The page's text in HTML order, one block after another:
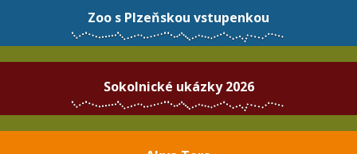
Zoo s Plzeňskou vstupenkou
Sokolnické ukázky 2026